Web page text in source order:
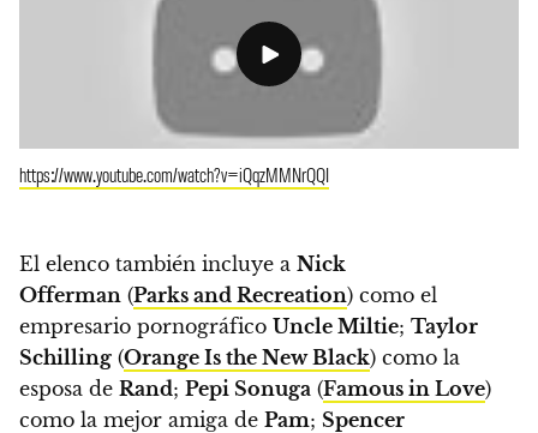
https://www.youtube.com/watch?v=iQqzMMNrQQI
El elenco también incluye a Nick
Offerman (Parks and Recreation) como el
empresario pornográfico Uncle Miltie; Taylor
Schilling (Orange Is the New Black) como la
esposa de Rand; Pepi Sonuga (Famous in Love)
como la mejor amiga de Pam; Spencer